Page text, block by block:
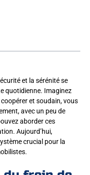
et la sérénité se
quotidienne. Imaginez
et soudain, vous
avec un peu de
aborder ces
Aujourd’hui,
crucial pour la